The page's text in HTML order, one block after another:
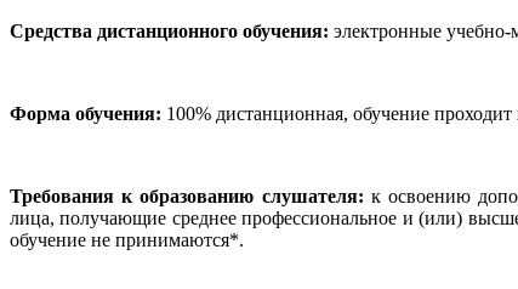
Средства дистанционного обучения: электронные
Форма обучения: 100% дистанционная, обучение
Требования к образованию слушателя: к освоению
лица, получающие среднее профессиональное и (или)
обучение не принимаются*.